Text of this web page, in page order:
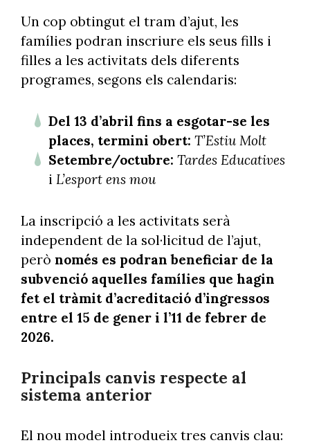
Un cop obtingut el tram d’ajut, les
famílies podran inscriure els seus fills i
filles a les activitats dels diferents
programes, segons els calendaris:
Del 13 d’abril fins a esgotar-se les
places, termini obert:T’Estiu Molt
Setembre/octubre:Tardes Educatives
i L’esport ens mou
La inscripció a les activitats serà
independent de la sol·licitud de l’ajut,
perònomés es podran beneficiar de la
subvenció aquelles famílies que hagin
fet el tràmit d’acreditació d’ingressos
entre el 15 de gener i l’11 de febrer de
2026.
Principals canvis respecte al
sistema anterior
El nou model introdueix tres canvis clau: